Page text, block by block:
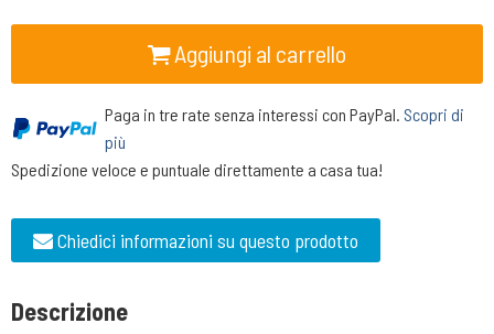
Aggiungi al carrello
Paga in tre rate senza interessi con PayPal. Scopri di
più
Spedizione veloce e puntuale direttamente a casa tua!
Chiedici informazioni su questo prodotto
Descrizione